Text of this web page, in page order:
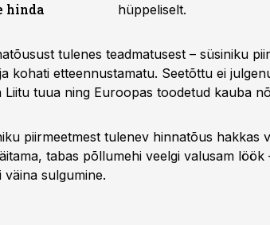
hinda
hüppeliselt.
tulenes teadmatusest – süsiniku
kohati etteennustamatu. Seetõttu ei
Liitu tuua ning Euroopas toodetud kauba
piirmeetmest tulenev hinnatõus hakkas
tabas põllumehi veelgi valusam
väina sulgumine.